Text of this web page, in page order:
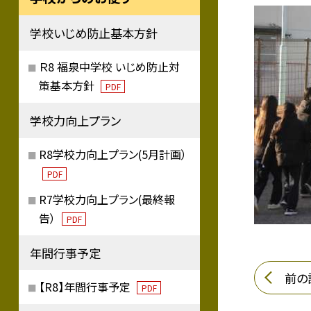
前
学校いじめ防止基本方針
Ｒ8 福泉中学校 いじめ防止対
策基本方針
PDF
学校力向上プラン
R8学校力向上プラン(5月計画）
PDF
R7学校力向上プラン(最終報
告）
PDF
年間行事予定
【R8】年間行事予定 PDF